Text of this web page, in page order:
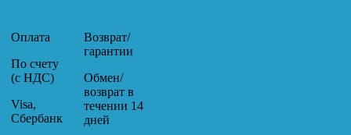
Оплата
По счету
(с НДС)
Visa,
Сбербанк
Возврат/
гарантии
Обмен/
возврат в
течении 14
дней